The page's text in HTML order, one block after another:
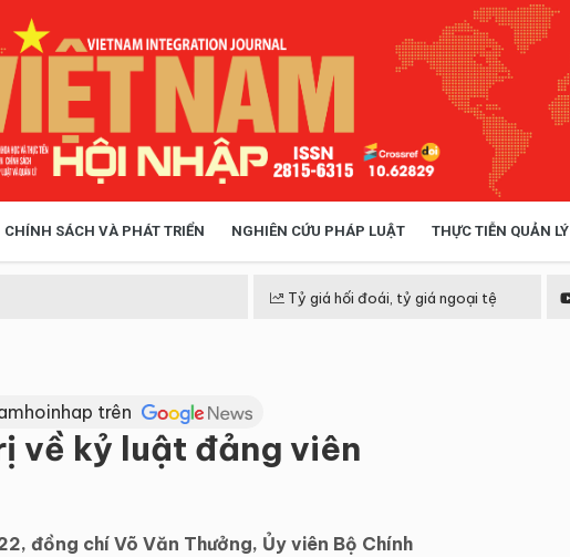
CHÍNH SÁCH VÀ PHÁT TRIỂN NGHIÊN CỨU PHÁP LUẬT THỰC TIỄN QUẢN LÝ
Tỷ giá hối đoái, tỷ giá ngoại tệ
trên
về kỷ luật đảng viên
đồng chí Võ Văn Thưởng, Ủy viên Bộ Chính